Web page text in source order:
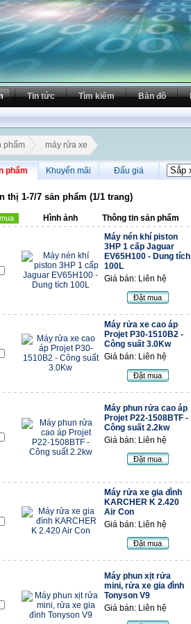
Tin tức Tìm kiếm Bản đồ
phẩm máy rửa xe
phẩm Khuyến mãi Đấu giá
thị 1-7/7 sản phẩm (1/1 trang)
Hình ảnh Thông tin sản phẩm
Máy nén khí piston
3HP 1 cấp Jaguar
EV65H100 - Dung tích
100L
Giá bán: Liên hệ
Đặt mua
Máy rửa xe cao áp
Projet P30-1510B2 -
Công suất 3.0Kw
Giá bán: Liên hệ
Đặt mua
Máy phun rửa cao áp
Projet P22-1508BTF -
Công suất 2.2kw
Giá bán: Liên hệ
Đặt mua
Máy rửa xe gia đình
KARCHER K 2.420
Air Con
Giá bán: Liên hệ
Đặt mua
Máy phun xịt rửa
mini, rửa xe gia đình
Tonyson V9
Giá bán: Liên hệ